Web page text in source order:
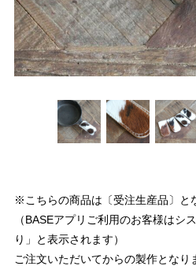
※こちらの商品は〔受注生産品〕と
（BASEアプリご利用のお客様はシ
り」と表示されます）
ご注文いただいてからの製作とな